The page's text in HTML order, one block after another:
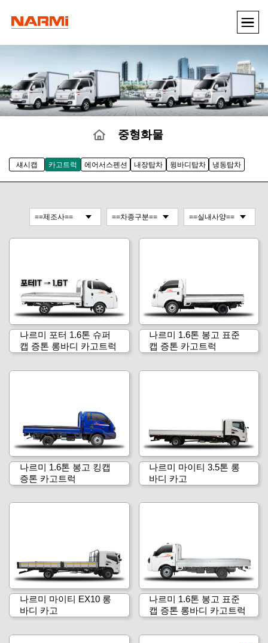
중형화물
섀시캡 카고트럭 에어서스펜션 내장탑차 윙바디탑차 냉동탑차
나르미 포터 1.6톤 슈퍼
캡 증톤 롱바디 카고트럭
나르미 1.6톤 봉고 표준
캡 증톤 카고트럭
나르미 1.6톤 봉고 킹캡
증톤 카고트럭
나르미 마이티 3.5톤 롱
바디 카고
나르미 마이티 EX10 롱
바디 카고
나르미 1.6톤 봉고 표준
캡 증톤 롱바디 카고트럭